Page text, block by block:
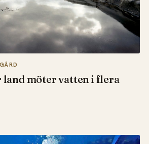
land möter vatten i flera